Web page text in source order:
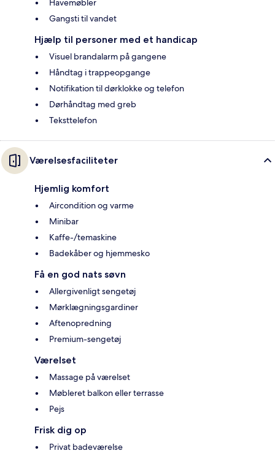
Havemøbler
Gangsti til vandet
Hjælp til personer med et handicap
Visuel brandalarm på gangene
Håndtag i trappeopgange
Notifikation til dørklokke og telefon
Dørhåndtag med greb
Teksttelefon
Værelsesfaciliteter
Hjemlig komfort
Aircondition og varme
Minibar
Kaffe-/temaskine
Badekåber og hjemmesko
Få en god nats søvn
Allergivenligt sengetøj
Mørklægningsgardiner
Aftenopredning
Premium-sengetøj
Værelset
Massage på værelset
Møbleret balkon eller terrasse
Pejs
Frisk dig op
Privat badeværelse